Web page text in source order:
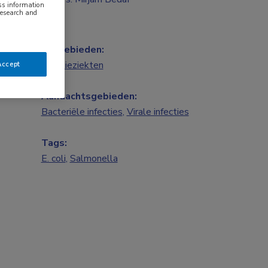
Vakgebieden:
Infectieziekten
Aandachtsgebieden:
Bacteriële infecties, Virale infecties
Tags:
E. coli, Salmonella
information
and